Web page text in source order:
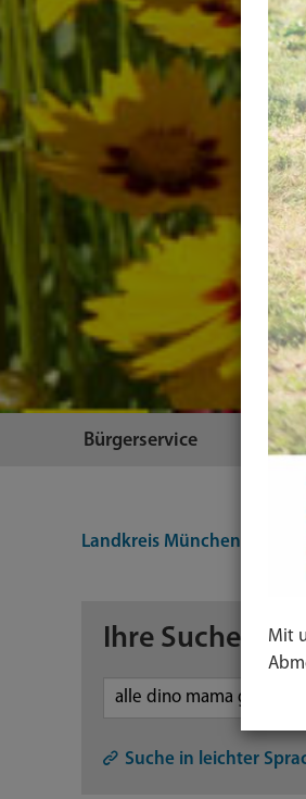
Bürgerservice
Landkreis München
Ihre Suche
Suche in leichter
Mit